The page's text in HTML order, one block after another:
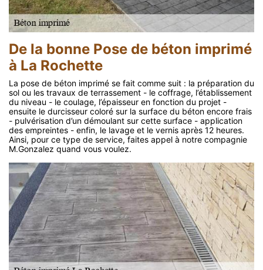
De la bonne Pose de béton imprimé
à La Rochette
La pose de béton imprimé se fait comme suit : la préparation du
sol ou les travaux de terrassement - le coffrage, l’établissement
du niveau - le coulage, l’épaisseur en fonction du projet -
ensuite le durcisseur coloré sur la surface du béton encore frais
- pulvérisation d’un démoulant sur cette surface - application
des empreintes - enfin, le lavage et le vernis après 12 heures.
Ainsi, pour ce type de service, faites appel à notre compagnie
M.Gonzalez quand vous voulez.